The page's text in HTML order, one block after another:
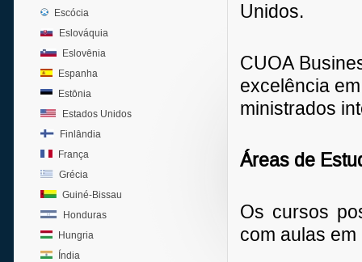
Escócia
Eslováquia
Eslovênia
Espanha
Estônia
Estados Unidos
Finlândia
França
Grécia
Guiné-Bissau
Honduras
Hungria
Índia
Unidos.
CUOA
excelência
ministrados
Áreas de
Os cursos
com aulas